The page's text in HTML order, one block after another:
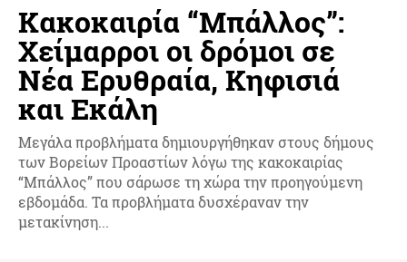
Κακοκαιρία “Μπάλλος”:
Χείμαρροι οι δρόμοι σε
Νέα Ερυθραία, Κηφισιά
και Εκάλη
Μεγάλα προβλήματα δημιουργήθηκαν στους δήμους
των Βορείων Προαστίων λόγω της κακοκαιρίας
“Μπάλλος” που σάρωσε τη χώρα την προηγούμενη
εβδομάδα. Τα προβλήματα δυσχέραναν την
μετακίνηση...